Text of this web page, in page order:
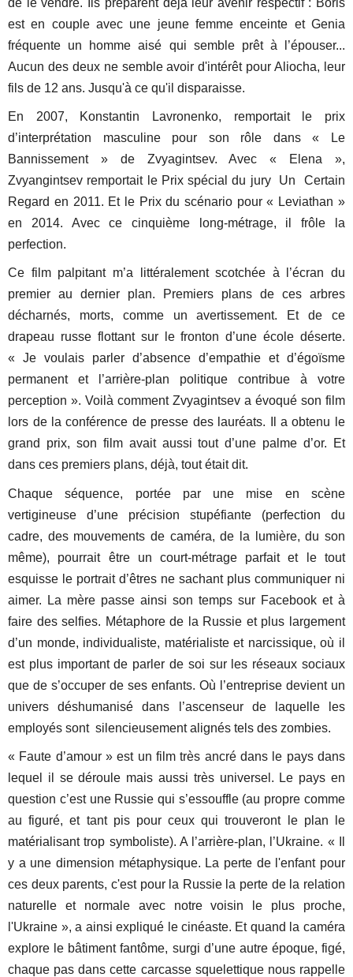
de le vendre. Ils préparent déjà leur avenir respectif : Boris
est en couple avec une jeune femme enceinte et Genia
fréquente un homme aisé qui semble prêt à l’épouser...
Aucun des deux ne semble avoir d'intérêt pour Aliocha, leur
fils de 12 ans. Jusqu'à ce qu'il disparaisse.
En 2007, Konstantin Lavronenko, remportait le prix
d’interprétation masculine pour son rôle dans « Le
Bannissement » de Zvyagintsev. Avec « Elena »,
Zvyangintsev remportait le Prix spécial du jury Un Certain
Regard en 2011. Et le Prix du scénario pour « Leviathan »
en 2014. Avec ce cinquième long-métrage, il frôle la
perfection.
Ce film palpitant m’a littéralement scotchée à l’écran du
premier au dernier plan. Premiers plans de ces arbres
décharnés, morts, comme un avertissement. Et de ce
drapeau russe flottant sur le fronton d’une école déserte.
« Je voulais parler d’absence d’empathie et d’égoïsme
permanent et l’arrière-plan politique contribue à votre
perception ». Voilà comment Zvyagintsev a évoqué son film
lors de la conférence de presse des lauréats. Il a obtenu le
grand prix, son film avait aussi tout d’une palme d’or. Et
dans ces premiers plans, déjà, tout était dit.
Chaque séquence, portée par une mise en scène
vertigineuse d’une précision stupéfiante (perfection du
cadre, des mouvements de caméra, de la lumière, du son
même), pourrait être un court-métrage parfait et le tout
esquisse le portrait d’êtres ne sachant plus communiquer ni
aimer. La mère passe ainsi son temps sur Facebook et à
faire des selfies. Métaphore de la Russie et plus largement
d’un monde, individualiste, matérialiste et narcissique, où il
est plus important de parler de soi sur les réseaux sociaux
que de s’occuper de ses enfants. Où l’entreprise devient un
univers déshumanisé dans l’ascenseur de laquelle les
employés sont silencieusement alignés tels des zombies.
« Faute d’amour » est un film très ancré dans le pays dans
lequel il se déroule mais aussi très universel. Le pays en
question c’est une Russie qui s’essouffle (au propre comme
au figuré, et tant pis pour ceux qui trouveront le plan le
matérialisant trop symboliste). A l’arrière-plan, l’Ukraine. « Il
y a une dimension métaphysique. La perte de l'enfant pour
ces deux parents, c'est pour la Russie la perte de la relation
naturelle et normale avec notre voisin le plus proche,
l'Ukraine », a ainsi expliqué le cinéaste. Et quand la caméra
explore le bâtiment fantôme, surgi d’une autre époque, figé,
chaque pas dans cette carcasse squelettique nous rappelle